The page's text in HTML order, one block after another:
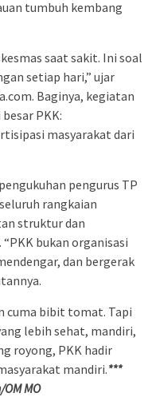
tumbuh kembang
saat sakit. Ini soal
setiap hari,” ujar
Baginya, kegiatan
PKK:
masyarakat dari
pengurus TP
rangkaian
struktur dan
bukan organisasi
dan bergerak
cuma bibit tomat. Tapi
lebih sehat, mandiri,
royong, PKK hadir
mandiri.***
MO